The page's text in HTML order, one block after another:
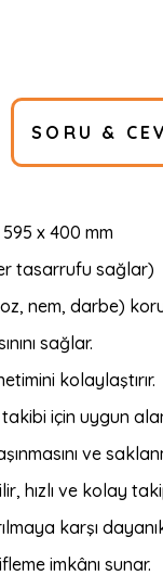
SORU &
x 400 mm
tasarrufu sağlar)
nem, darbe)
sağlar.
kolaylaştırır.
için uygun
ve
hızlı ve kolay
karşı
imkânı sunar.